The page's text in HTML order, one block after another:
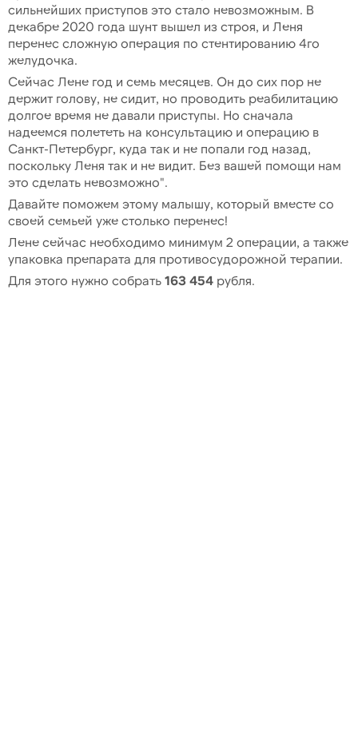
сильнейших приступов это стало невозможным. В
декабре 2020 года шунт вышел из строя, и Леня
перенес сложную операция по стентированию 4го
желудочка.
Сейчас Лене год и семь месяцев. Он до сих пор не
держит голову, не сидит, но проводить реабилитацию
долгое время не давали приступы. Но сначала
надеемся полететь на консультацию и операцию в
Санкт-Петербург, куда так и не попали год назад,
поскольку Леня так и не видит. Без вашей помощи нам
это сделать невозможно".
Давайте поможем этому малышу, который вместе со
своей семьей уже столько перенес!
Лене сейчас необходимо минимум 2 операции, а также
упаковка препарата для противосудорожной терапии.
Для этого нужно собрать 163 454 рубля.